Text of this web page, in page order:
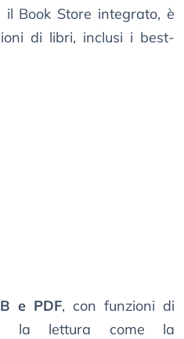
il Book Store integrato, è
di libri, inclusi i best-
e PDF, con funzioni di
la lettura come la